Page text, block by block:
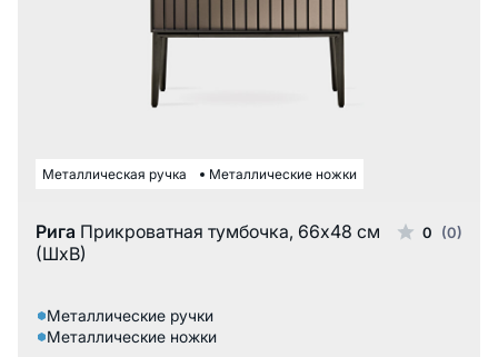
Металлическая ручка Металлические ножки
Рига Прикроватная тумбочка, 66x48 см
(ШxВ)
0 (0)
Металлические ручки
Металлические ножки